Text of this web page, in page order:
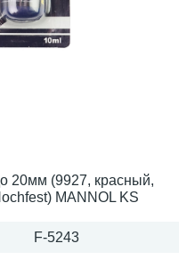
20мм (9927, красный,
MANNOL KS
F-5243